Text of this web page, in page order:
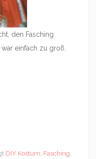
den Fasching
einfach zu groß.
DIY Kostüm, Fasching,